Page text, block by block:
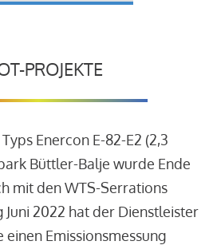
PROJEKTE
Enercon E-82-E2 (2,3
Büttler-Balje wurde Ende
mit den WTS-Serrations
Juni 2022 hat der Dienstleister
einen Emissionsmessung